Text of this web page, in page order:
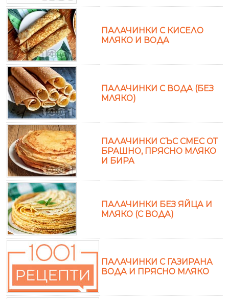
ПАЛАЧИНКИ С КИСЕЛО
МЛЯКО И ВОДА
ПАЛАЧИНКИ С ВОДА (БЕЗ
МЛЯКО)
ПАЛАЧИНКИ СЪС СМЕС ОТ
БРАШНО, ПРЯСНО МЛЯКО
И БИРА
ПАЛАЧИНКИ БЕЗ ЯЙЦА И
МЛЯКО (С ВОДА)
ПАЛАЧИНКИ С ГАЗИРАНА
ВОДА И ПРЯСНО МЛЯКО